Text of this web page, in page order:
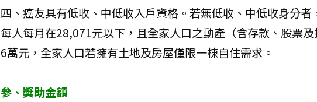
四、癌友具有低收、中低收入戶資格。若無低收、中低收身分者
每人每月在28,071元以下，且全家人口之動產（含存款、股票
6萬元，全家人口若擁有土地及房屋僅限一棟自住需求。
參、獎助金額